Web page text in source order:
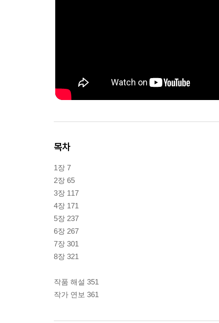
목차
1장 7
2장 65
3장 117
4장 171
5장 237
6장 267
7장 301
8장 321
작품 해설 351
작가 연보 361